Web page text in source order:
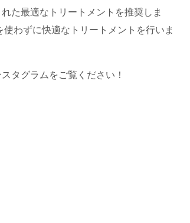
た最適なトリートメントを推奨しま
わずに快適なトリートメントを行いま
タグラムをご覧ください！